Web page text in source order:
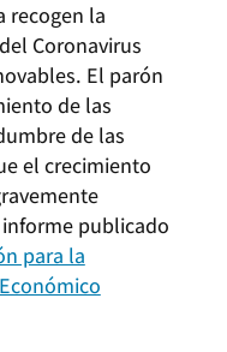
recogen la
Coronavirus
El parón
de las
de las
el crecimiento
publicado
para la